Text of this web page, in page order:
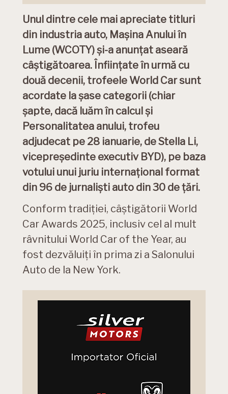
Unul dintre cele mai apreciate titluri
din industria auto, Mașina Anului în
Lume (WCOTY) și-a anunțat aseară
câștigătoarea. Înființate în urmă cu
două decenii, trofeele World Car sunt
acordate la șase categorii (chiar
șapte, dacă luăm în calcul și
Personalitatea anului, trofeu
adjudecat pe 28 ianuarie, de Stella Li,
vicepreședinte executiv BYD), pe baza
votului unui juriu internațional format
din 96 de jurnaliști auto din 30 de țări.
Conform tradiției, câștigătorii World
Car Awards 2025, inclusiv cel al mult
râvnitului World Car of the Year, au
fost dezvăluiți în prima zi a Salonului
Auto de la New York.